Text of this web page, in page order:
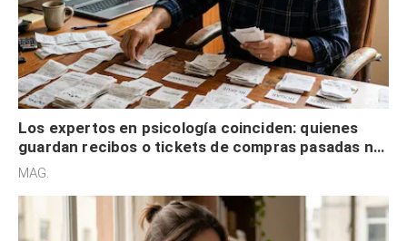
Los expertos en psicología coinciden: quienes
guardan recibos o tickets de compras pasadas no
son acumuladores, sino que tienen necesidad de
MAG.